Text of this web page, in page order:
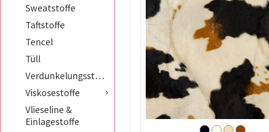
Sweatstoffe
Taftstoffe
Tencel
Tüll
Verdunkelungsstoffe
Viskosestoffe
Vlieseline &
Einlagestoffe